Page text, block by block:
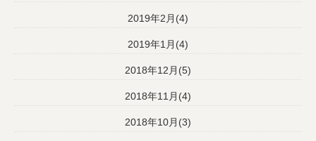
2019年2月(4)
2019年1月(4)
2018年12月(5)
2018年11月(4)
2018年10月(3)